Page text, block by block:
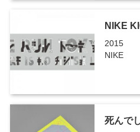
NIKE
2015
NIKE
死んで